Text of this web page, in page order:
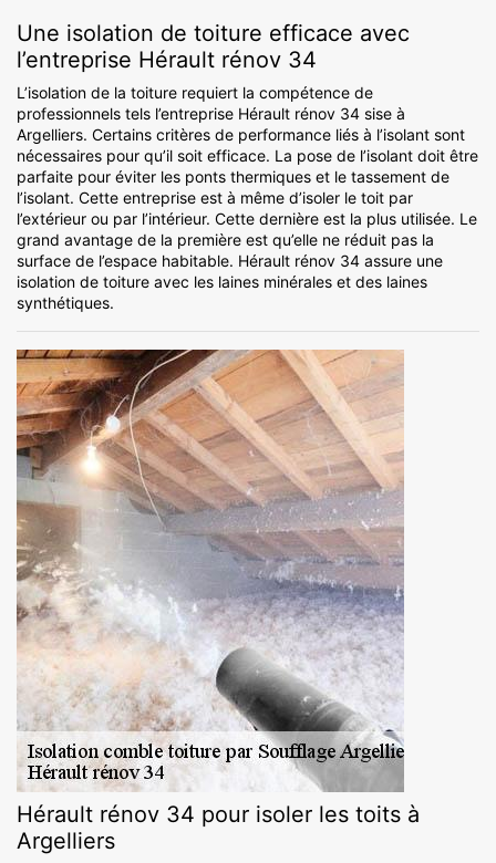
Une isolation de toiture efficace avec
l’entreprise Hérault rénov 34
L’isolation de la toiture requiert la compétence de
professionnels tels l’entreprise Hérault rénov 34 sise à
Argelliers. Certains critères de performance liés à l’isolant sont
nécessaires pour qu’il soit efficace. La pose de l’isolant doit être
parfaite pour éviter les ponts thermiques et le tassement de
l’isolant. Cette entreprise est à même d’isoler le toit par
l’extérieur ou par l’intérieur. Cette dernière est la plus utilisée. Le
grand avantage de la première est qu’elle ne réduit pas la
surface de l’espace habitable. Hérault rénov 34 assure une
isolation de toiture avec les laines minérales et des laines
synthétiques.
Hérault rénov 34 pour isoler les toits à
Argelliers